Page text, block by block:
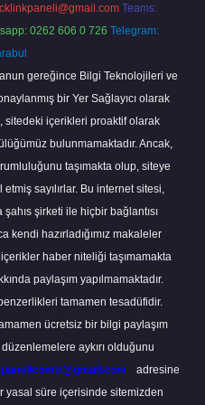
Teams:
0262 606 0 726 Telegram:
gereğince Bilgi Teknolojileri ve
bir Yer Sağlayıcı olarak
sitedeki içerikleri proaktif olarak
bulunmamaktadır. Ancak,
taşımakta olup, siteye
sayılırlar. Bu internet sitesi,
şirketi ile hiçbir bağlantısı
kendi hazırladığımız makaleler
haber niteliği taşımamakta
paylaşım yapılmamaktadır.
tamamen tesadüfidir.
ücretsiz bir bilgi paylaşım
aykırı olduğunu
adresine
süre içerisinde sitemizden